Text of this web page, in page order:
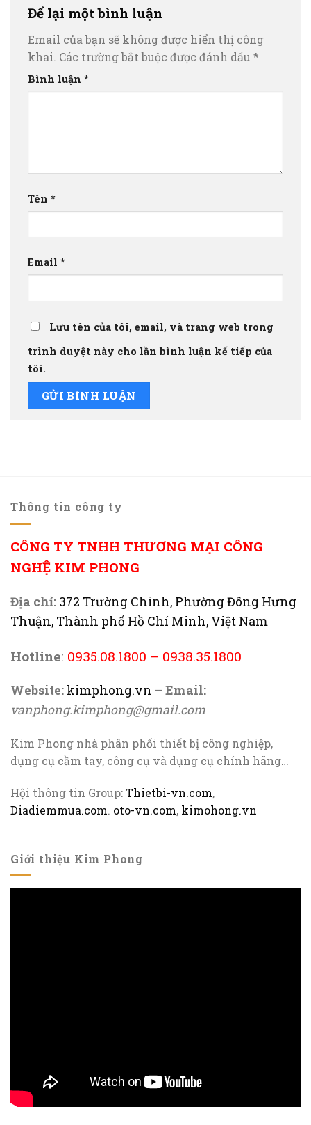
Để lại một bình luận
Email của bạn sẽ không được hiển thị công
khai. Các trường bắt buộc được đánh dấu *
Bình luận *
Tên *
Email *
Lưu tên của tôi, email, và trang web trong
trình duyệt này cho lần bình luận kế tiếp của
tôi.
Thông tin công ty
CÔNG TY TNHH THƯƠNG MẠI CÔNG
NGHỆ KIM PHONG
Địa chỉ: 372 Trường Chinh, Phường Đông Hưng
Thuận, Thành phố Hồ Chí Minh, Việt Nam
Hotline: 0935.08.1800 – 0938.35.1800
Website: kimphong.vn – Email:
vanphong.kimphong@gmail.com
Kim Phong nhà phân phối thiết bị công nghiệp,
dụng cụ cầm tay, công cụ và dụng cụ chính hãng…
Hội thông tin Group:Thietbi-vn.com,
Diadiemmua.com. oto-vn.com, kimohong.vn
Giới thiệu Kim Phong